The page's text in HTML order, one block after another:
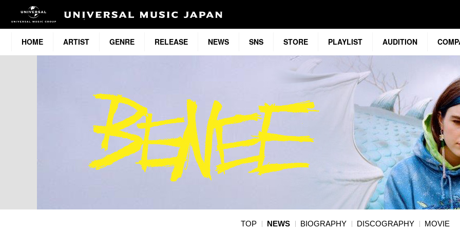
HOME ARTIST GENRE RELEASE NEWS SNS STORE PLAYLIST AUDITION
TOP NEWS BIOGRAPHY DISCOGRAPHY MOVIE